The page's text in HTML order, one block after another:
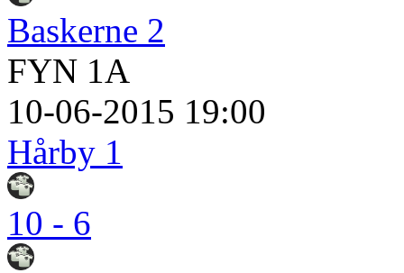
Baskerne 2
FYN 1A
10-06-2015 19:00
Hårby 1
10 - 6